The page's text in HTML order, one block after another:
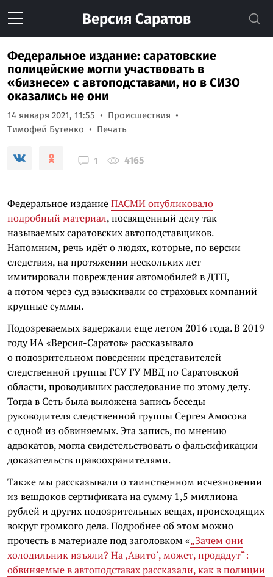
Версия Саратов
Федеральное издание: саратовские
полицейские могли участвовать в
«бизнесе» с автоподставами, но в СИЗО
оказались не они
14 января 2021, 11:55
Происшествия
Тимофей Бутенко
Печать
1 4165
Федеральное изданиеПАСМИ опубликовало
подробный материал, посвященный делу так
называемых саратовских автоподставщиков.
Напомним, речь идёт о людях, которые, по версии
следствия, на протяжении нескольких лет
имитировали повреждения автомобилей в ДТП,
а потом через суд взыскивали со страховых компаний
крупные суммы.
Подозреваемых задержали еще летом 2016 года. В 2019
году ИА «Версия-Саратов» рассказывало
о подозрительном поведении представителей
следственной группы ГСУ ГУ МВД по Саратовской
области, проводивших расследование по этому делу.
Тогда в Сеть была выложена запись беседы
руководителя следственной группы Сергея Амосова
с одной из обвиняемых. Эта запись, по мнению
адвокатов, могла свидетельствовать о фальсификации
доказательств правоохранителями.
Также мы рассказывали о таинственном исчезновении
из вещдоков сертификата на сумму 1,5 миллиона
рублей и других подозрительных вещах, происходящих
вокруг громкого дела. Подробнее об этом можно
прочесть в материале под заголовком «„Зачем они
холодильник изъяли? На ‚Авито‘, может, продадут“:
обвиняемые в автоподставах рассказали, как в полиции